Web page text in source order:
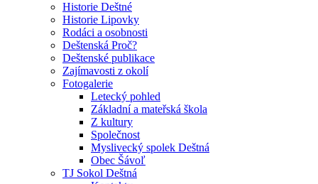
Historie Deštné
Historie Lipovky
Rodáci a osobnosti
Deštenská Proč?
Deštenské publikace
Zajímavosti z okolí
Fotogalerie
Letecký pohled
Základní a mateřská škola
Z kultury
Společnost
Myslivecký spolek Deštná
Obec Šávoľ
TJ Sokol Deštná